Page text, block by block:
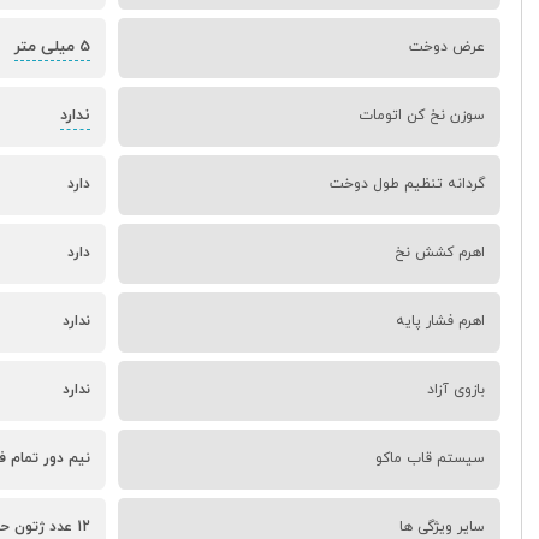
عرض دوخت 5 میلی متر
سوزن نخ کن اتومات ندارد
گردانه تنظیم طول دوخت دارد
اهرم کشش نخ دارد
اهرم فشار پایه ندارد
بازوی آزاد ندارد
سیستم قاب ماکو نیم دور تمام
سایر ویژگی ها 12 عدد ژتون حاشیه دوزی - چراغ LED